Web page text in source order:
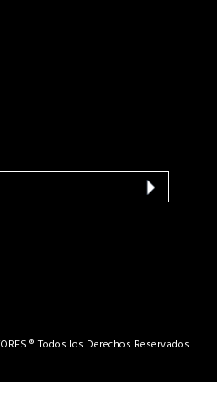
®. Todos los Derechos Reservados.